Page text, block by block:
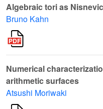
Algebraic tori as
Bruno Kahn
Numerical
arithmetic surfaces
Atsushi Moriwaki